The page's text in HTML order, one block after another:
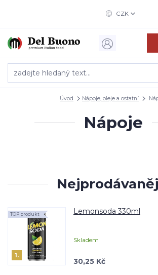
CZK
Úvod Nápoje, oleje a ostatní
Nápoje
1.
Lemonsoda 330ml
Skladem
TOP produkt
30,25 Kč